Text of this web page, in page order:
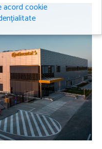
acord cookie